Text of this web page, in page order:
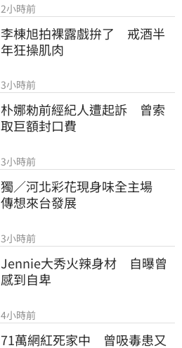
2小時前
李棟旭拍裸露戲拚了　戒酒半
年狂操肌肉
3小時前
朴娜勑前經紀人遭起訴　曾索
取巨額封口費
3小時前
獨／河北彩花現身味全主場
傳想來台發展
3小時前
Jennie大秀火辣身材　自曝曾
感到自卑
4小時前
71萬網紅死家中　曾吸毒患又